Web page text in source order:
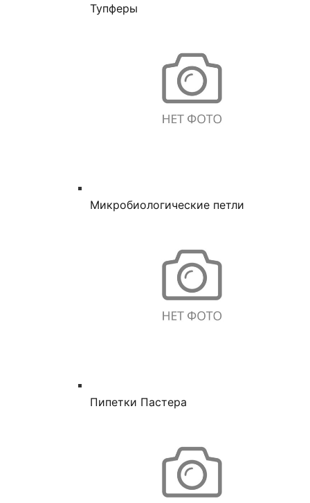
Тупферы
Микробиологические петли
Пипетки Пастера